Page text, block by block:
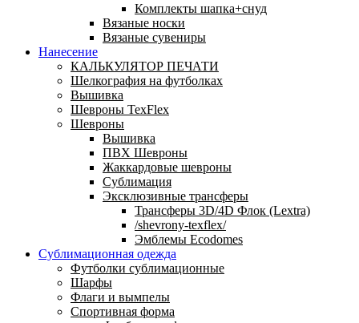
Комплекты шапка+снуд
Вязаные носки
Вязаные сувениры
Нанесение
КАЛЬКУЛЯТОР ПЕЧАТИ
Шелкография на футболках
Вышивка
Шевроны TexFlex
Шевроны
Вышивка
ПВХ Шевроны
Жаккардовые шевроны
Сублимация
Эксклюзивные трансферы
Трансферы 3D/4D Флок (Lextra)
/shevrony-texflex/
Эмблемы Ecodomes
Сублимационная одежда
Футболки сублимационные
Шарфы
Флаги и вымпелы
Спортивная форма